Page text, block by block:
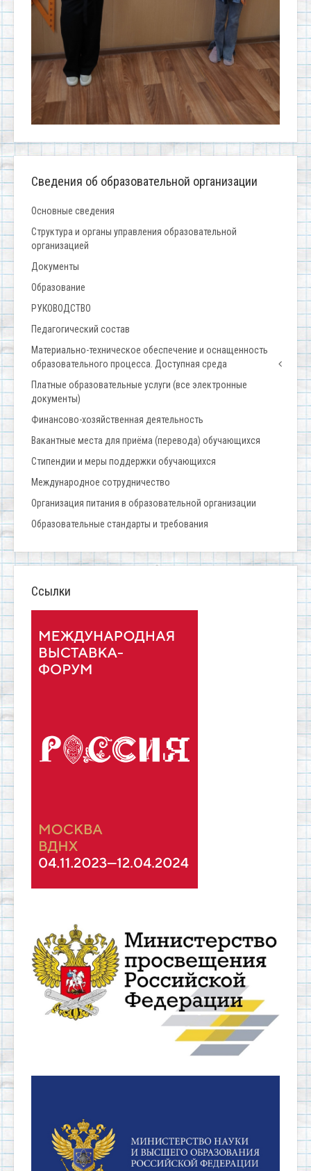
Сведения об образовательной организации
Основные сведения
Структура и органы управления образовательной
организацией
Документы
Образование
РУКОВОДСТВО
Педагогический состав
Материально-техническое обеспечение и оснащенность
образовательного процесса. Доступная среда
Платные образовательные услуги (все электронные
документы)
Финансово-хозяйственная деятельность
Вакантные места для приёма (перевода) обучающихся
Стипендии и меры поддержки обучающихся
Международное сотрудничество
Организация питания в образовательной организации
Образовательные стандарты и требования
Ссылки